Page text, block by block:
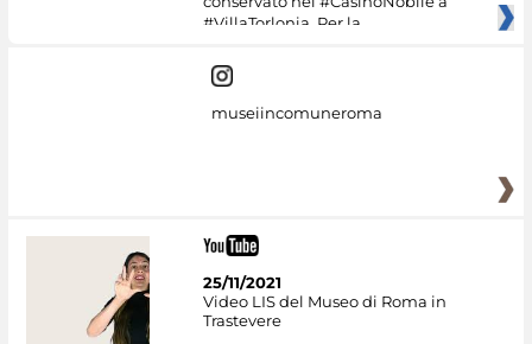
#VillaTorlonia. Per la
museiincomuneroma
25/11/2021
Video LIS del Museo di Roma in
Trastevere